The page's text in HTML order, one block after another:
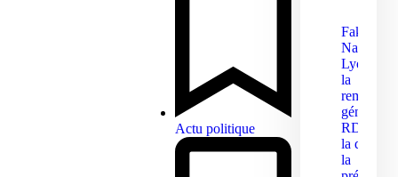
Actu politique
Fako :
Nalova
Lyonga
la
générale
RDPC
la défaite
la